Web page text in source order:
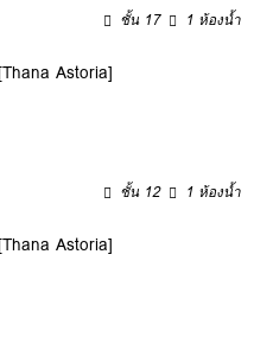
ชั้น 17
1 ห้องน้ำ
Astoria]
ชั้น 12
1 ห้องน้ำ
Astoria]